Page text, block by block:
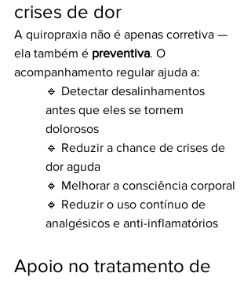
crises de dor
A quiropraxia não é apenas corretiva —
ela também é preventiva. O
acompanhamento regular ajuda a:
🔹 Detectar desalinhamentos
antes que eles se tornem
dolorosos
🔹 Reduzir a chance de crises de
dor aguda
🔹 Melhorar a consciência corporal
🔹 Reduzir o uso contínuo de
analgésicos e anti-inflamatórios
Apoio no tratamento de